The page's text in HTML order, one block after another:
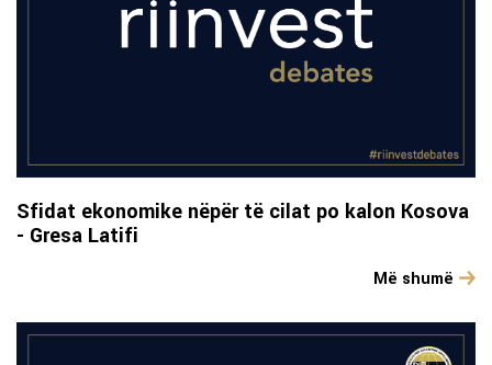
Sfidat ekonomike nëpër të cilat po kalon Kosova
- Gresa Latifi
Më shumë